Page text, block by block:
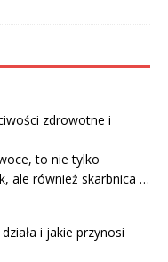
zdrowotne i
to nie tylko
ale również skarbnica …
i jakie przynosi